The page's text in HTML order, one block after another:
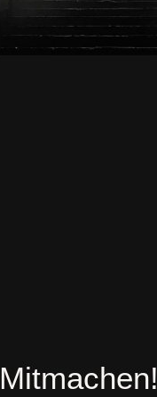
Mitmachen!